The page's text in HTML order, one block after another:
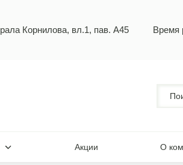
Корнилова, вл.1, пав. А45 Время
Акции О